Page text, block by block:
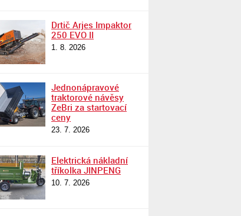
Drtič Arjes Impaktor
250 EVO II
1. 8. 2026
Jednonápravové
traktorové návěsy
ZeBri za startovací
ceny
23. 7. 2026
Elektrická nákladní
tříkolka JINPENG
10. 7. 2026